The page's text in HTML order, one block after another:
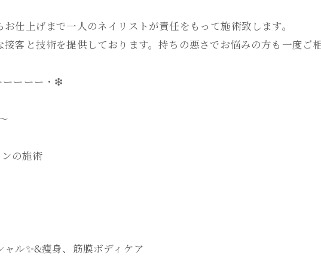
仕上げまで一人のネイリストが責任をもって施術致します。
客と技術を提供しております。持ちの悪さでお悩みの方も一度ご相
ーーーー・❇
の施術
ル✨&痩身、筋膜ボディケア